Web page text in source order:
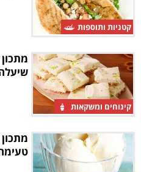
קטניות ותוספות
קינוחים ומשקאות